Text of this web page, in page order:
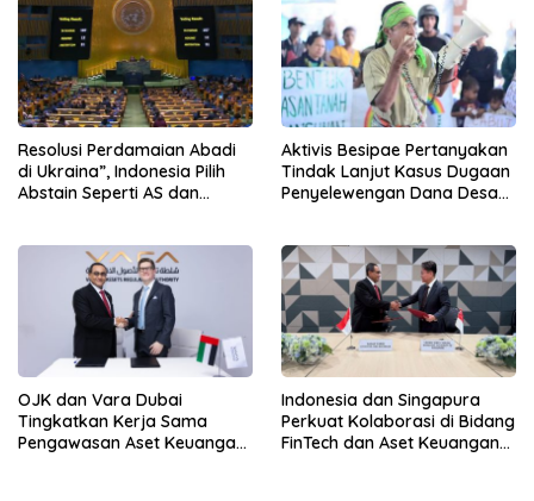
Resolusi Perdamaian Abadi
di Ukraina”, Indonesia Pilih
Abstain Seperti AS dan
Aktivis Besipae Pertanyakan
Tindak Lanjut Kasus Dugaan
Penyelewengan Dana Desa
OJK dan Vara Dubai
Tingkatkan Kerja Sama
Pengawasan Aset Keuangan
Indonesia dan Singapura
Perkuat Kolaborasi di Bidang
FinTech dan Aset Keuangan